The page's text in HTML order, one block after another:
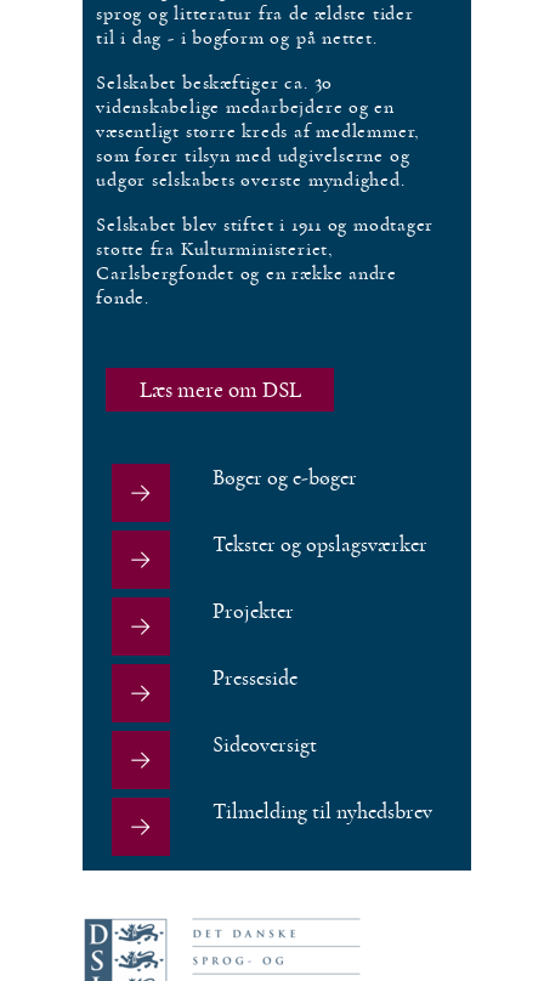
sprog og litteratur fra de ældste tider
til i dag - i bogform og på nettet.
Selskabet beskæftiger ca. 30
videnskabelige medarbejdere og en
væsentligt større kreds af medlemmer,
som fører tilsyn med udgivelserne og
udgør selskabets øverste myndighed.
Selskabet blev stiftet i 1911 og modtager
støtte fra Kulturministeriet,
Carlsbergfondet og en række andre
fonde.
Læs mere om DSL
Bøger og e-bøger
Tekster og opslagsværker
Projekter
Presseside
Sideoversigt
Tilmelding til nyhedsbrev